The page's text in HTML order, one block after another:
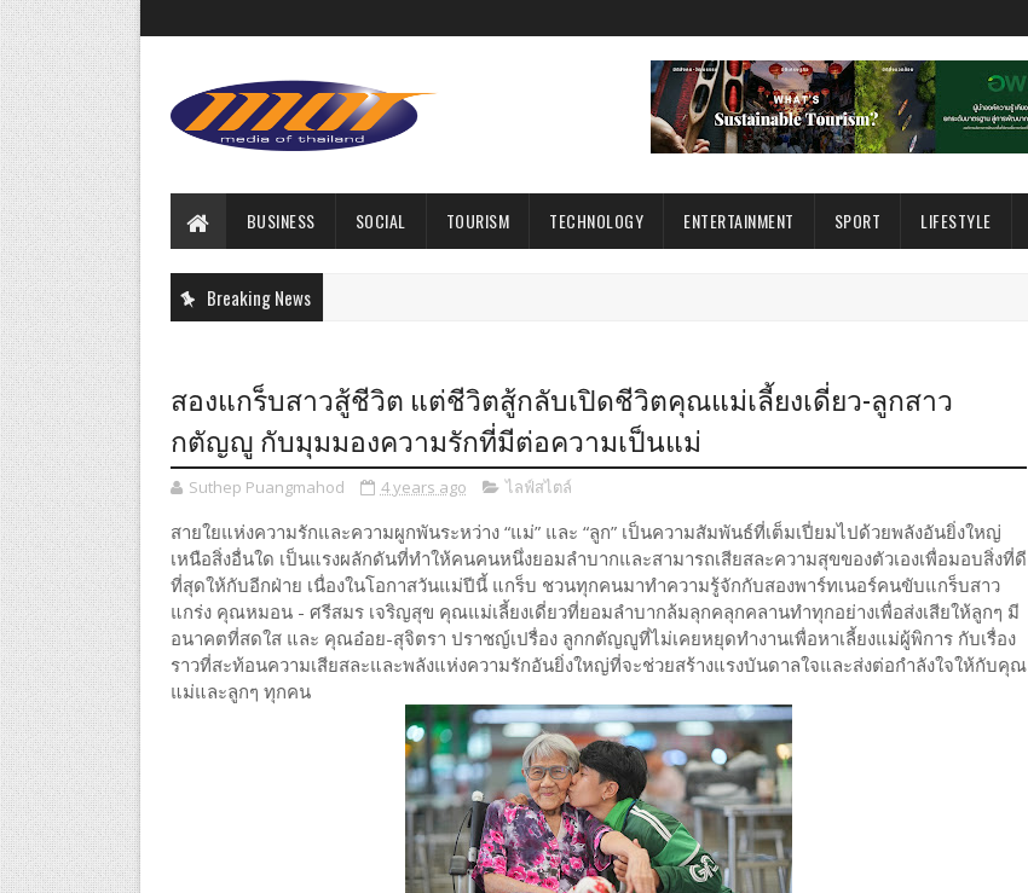
BUSINESS SOCIAL TOURISM TECHNOLOGY ENTERTAINMENT SPORT LIFESTYLE
Breaking News
สองแกร็บสาวสู้ชีวิต แต่ชีวิตสู้กลับเปิดชีวิตคุณแม่เลี้ยงเดี่ยว-ลูกสาว
กตัญญู กับมุมมองความรักที่มีต่อความเป็นแม่
Suthep Puangmahod 4 years ago ไลฟ์สไตล์
สายใยแห่งความรักและความผูกพันระหว่าง “แม่” และ “ลูก” เป็นความสัมพันธ์ที่เต็มเปี่ยมไปด้วยพลังอันยิ่งใหญ่
เหนือสิ่งอื่นใด เป็นแรงผลักดันที่ทำให้คนคนหนึ่งยอมลำบากและสามารถเสียสละความสุขของตัวเองเพื่อมอบสิ่งที่ดี
ที่สุดให้กับอีกฝ่าย เนื่องในโอกาสวันแม่ปีนี้ แกร็บ ชวนทุกคนมาทำความรู้จักกับสองพาร์ทเนอร์คนขับแกร็บสาว
แกร่ง คุณหมอน - ศรีสมร เจริญสุข คุณแม่เลี้ยงเดี่ยวที่ยอมลำบากล้มลุกคลุกคลานทำทุกอย่างเพื่อส่งเสียให้ลูกๆ มี
อนาคตที่สดใส และ คุณอ๋อย-สุจิตรา ปราชญ์เปรื่อง ลูกกตัญญูที่ไม่เคยหยุดทำงานเพื่อหาเลี้ยงแม่ผู้พิการ กับเรื่อง
ราวที่สะท้อนความเสียสละและพลังแห่งความรักอันยิ่งใหญ่ที่จะช่วยสร้างแรงบันดาลใจและส่งต่อกำลังใจให้กับคุณ
แม่และลูกๆ ทุกคน